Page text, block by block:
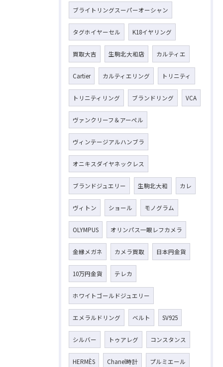
ブライトリングスーパーオーシャン
タグホイヤーセル K18イヤリング
買取大吉 生駒北大和店 カルティエ
Cartier カルティエリング トリニティ
トリニティリング ブランドリング VCA
ヴァンクリーフ＆アーペル
ヴィンテージアルハンブラ
オニキスダイヤネックレス
ブランドジュエリー 生駒北大和 カレ
ヴィトン ショール モノグラム
OLYMPUS オリンパス一眼レフカメラ
金縁メガネ カメラ買取 日本円金貨
10万円金貨 テレカ
ホワイトゴールドジュエリー
エメラルドリング ベルト SV925
シルバー トゥアレグ コンスタンス
HERMÈS Chanel時計 プルミエール